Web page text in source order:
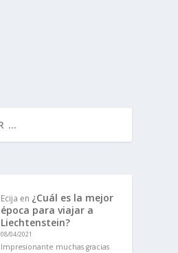
Ecija en ¿Cuál es la mejor
época para viajar a
Liechtenstein?
08/04/2021
Impresionante muchas gracias